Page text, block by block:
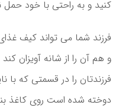
کنید و به راحتی با خود حمل
و هم آن را از شانه آویزان
فرزندتان را در قسمتی که با
دوخته شده است روی کاغذ